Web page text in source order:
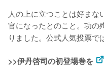
人の上に立つことは好ま
官になったとのこと。功の
りました。公式人気投票で
>>伊丹啓司の初登場巻を